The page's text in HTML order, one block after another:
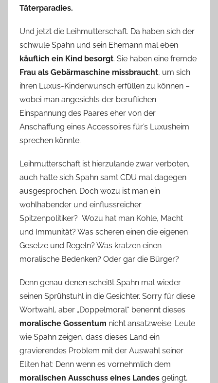
Täterparadies.
Und jetzt die Leihmutterschaft. Da haben sich der
schwule Spahn und sein Ehemann mal eben
käuflich ein Kind besorgt. Sie haben eine fremde
Frau als Gebärmaschine missbraucht, um sich
ihren Luxus-Kinderwunsch erfüllen zu können –
wobei man angesichts der beruflichen
Einspannung des Paares eher von der
Anschaffung eines Accessoires für’s Luxusheim
sprechen könnte.
Leihmutterschaft ist hierzulande zwar verboten,
auch hatte sich Spahn samt CDU mal dagegen
ausgesprochen. Doch wozu ist man ein
wohlhabender und einflussreicher
Spitzenpolitiker? Wozu hat man Kohle, Macht
und Immunität? Was scheren einen die eigenen
Gesetze und Regeln? Was kratzen einen
moralische Bedenken? Oder gar die Bürger?
Denn genau denen scheißt Spahn mal wieder
seinen Sprühstuhl in die Gesichter. Sorry für diese
Wortwahl, aber „Doppelmoral“ benennt dieses
moralische Gossentum nicht ansatzweise. Leute
wie Spahn zeigen, dass dieses Land ein
gravierendes Problem mit der Auswahl seiner
Eliten hat: Denn wenn es vornehmlich dem
moralischen Ausschuss eines Landes gelingt,